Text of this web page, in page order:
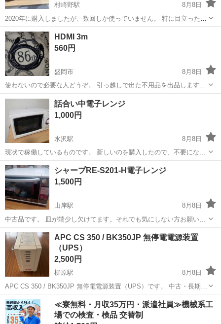
村崎野駅
8月8日
2020年に購入しましたが、数回しか使っていません。 特に目立った傷
ありません。機能も問題ありません。
岩手 北上市
HDMI 3m
560円
盛岡市
8月8日
使わないので必要な人どうぞ。 引っ越しで出た不用品を出品します。
取り引き場所はゲオ高松店の駐車場でお願いします。 分からない事や
質問があればメッセージから言って下さい 他にもいろいろ出してるの
で興味があれば見てくださ...
岩手 盛岡市 映像プレーヤー、レコーダー
話合い中電子レンジ
1,000円
水沢駅
8月8日
現状で稼働しているものです。 新しいのを購入したので、不要になり
ました。 まだ使えるので、ぜひ。
岩手 奥州市 水沢駅 キッチン家電
シャープRE-S201-H電子レンジ
1,500円
山岸駅
8月8日
中古品です。 皿が端少し欠けてます。それでも気にしない方お願いし
ます。 動作電源確認してます。
岩手 盛岡市
APC CS 350 / BK350JP 無停電電源装置
（UPS）
2,500円
柳原駅
8月8日
APC CS 350 / BK350JP 無停電電源装置（UPS）です。 中古・長期使
用品です。 【動作確認】 ・AC電源に接続し、電源が入ることを確認
※要バッテリー交換のランプはつきませんでした。 ※上記は出品前
に...
岩手 北上市 柳原駅 その他 UPS
≪寮無料・月収35万円・派遣社員≫機械系工
場での検査・検品 交替制